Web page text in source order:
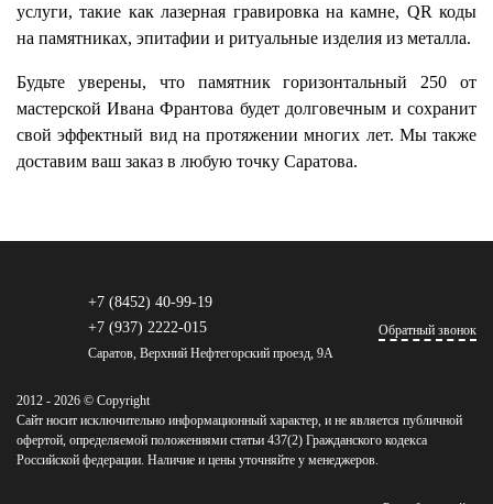
услуги, такие как лазерная гравировка на камне, QR коды
на памятниках, эпитафии и ритуальные изделия из металла.
Будьте уверены, что памятник горизонтальный 250 от
мастерской Ивана Франтова будет долговечным и сохранит
свой эффектный вид на протяжении многих лет. Мы также
доставим ваш заказ в любую точку Саратова.
+7 (8452) 40-99-19
+7 (937) 2222-015
Саратов, Верхний Нефтегорский проезд, 9А
Обратный звонок
2012 - 2026 © Copyright
Сайт носит исключительно информационный характер, и не является публичной
офертой, определяемой положениями статьи 437(2) Гражданского кодекса
Российской федерации. Наличие и цены уточняйте у менеджеров.